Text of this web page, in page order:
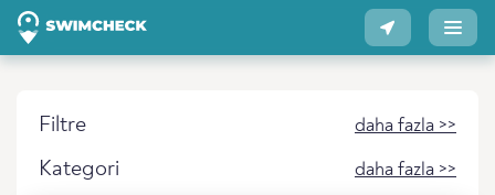
Filtre daha fazla >>
Kategori daha fazla >>